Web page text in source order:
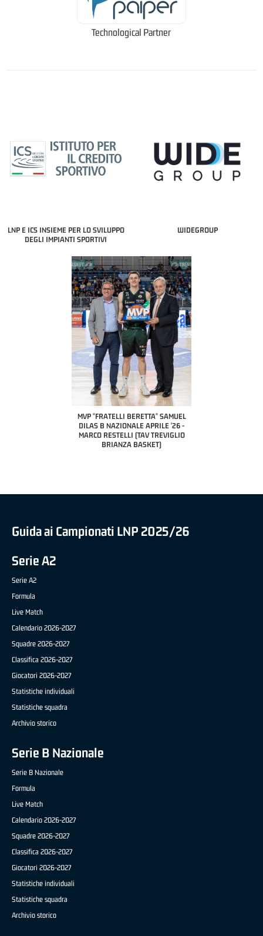
Technological Partner
LNP E ICS INSIEME PER LO SVILUPPO
DEGLI IMPIANTI SPORTIVI
WIDEGROUP
MVP "FRATELLI BERETTA" SAMUEL
DILAS B NAZIONALE APRILE '26 -
MARCO RESTELLI (TAV TREVIGLIO
BRIANZA BASKET)
Guida ai Campionati LNP 2025/26
Serie A2
Serie A2
Formula
Live Match
Calendario 2026-2027
Squadre 2026-2027
Classifica 2026-2027
Giocatori 2026-2027
Statistiche individuali
Statistiche squadra
Archivio storico
Serie B Nazionale
Serie B Nazionale
Formula
Live Match
Calendario 2026-2027
Squadre 2026-2027
Classifica 2026-2027
Giocatori 2026-2027
Statistiche individuali
Statistiche squadra
Archivio storico